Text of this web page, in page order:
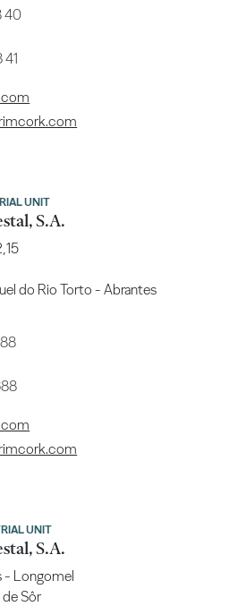
40
41
UNIT
S.A.
do Rio Torto - Abrantes
UNIT
S.A.
- Longomel
Sôr